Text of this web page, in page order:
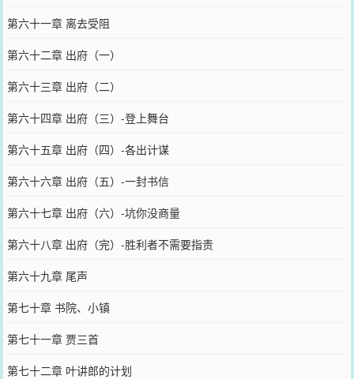
第六十一章 离去受阻
第六十二章 出府（一）
第六十三章 出府（二）
第六十四章 出府（三）-登上舞台
第六十五章 出府（四）-各出计谋
第六十六章 出府（五）-一封书信
第六十七章 出府（六）-坑你没商量
第六十八章 出府（完）-胜利者不需要指责
第六十九章 尾声
第七十章 书院、小镇
第七十一章 贾三首
第七十二章 叶讲郎的计划